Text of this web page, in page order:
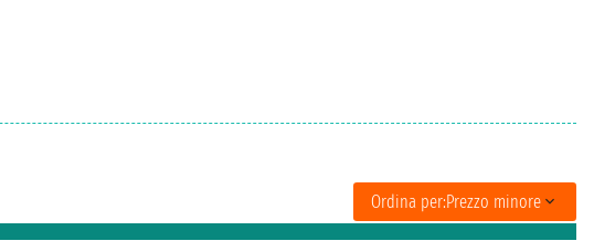
Ordina per:Prezzo minore